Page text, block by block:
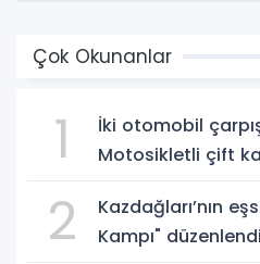
Çok Okunanlar
1
İki otomobil
Motosikletli çift
2
Kazdağları’nın
Kampı" düzenlendi